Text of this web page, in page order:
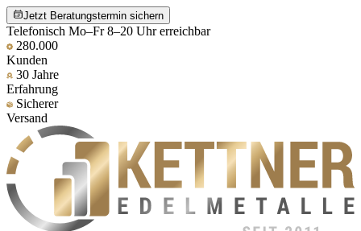
Jetzt Beratungstermin sichern
Telefonisch Mo–Fr 8–20 Uhr erreichbar
280.000
Kunden
30 Jahre
Erfahrung
Sicherer
Versand